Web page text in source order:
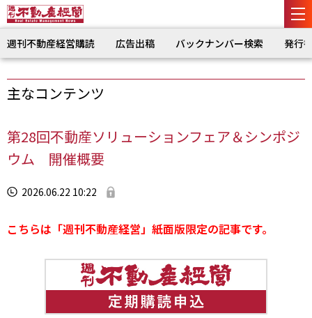
週刊不動産経営購読 広告出稿 バックナンバー検索 発行
主なコンテンツ
第28回不動産ソリューションフェア＆シンポジ
ウム 開催概要
2026.06.22 10:22
こちらは「週刊不動産経営」紙面版限定の記事です。